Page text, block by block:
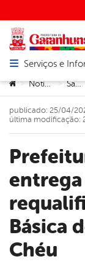
Abrir menu
Serviços e
Você está aqui:
> Notícias > Saúde
Prefeitura de Garanhuns
Básica
Chéu
publicado: 25/04/
última modificação: